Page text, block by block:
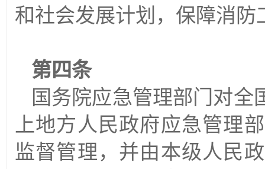
和社会发展计划，保障消
第四条
国务院应急管理部门对
上地方人民政府应急管理
监督管理，并由本级人民